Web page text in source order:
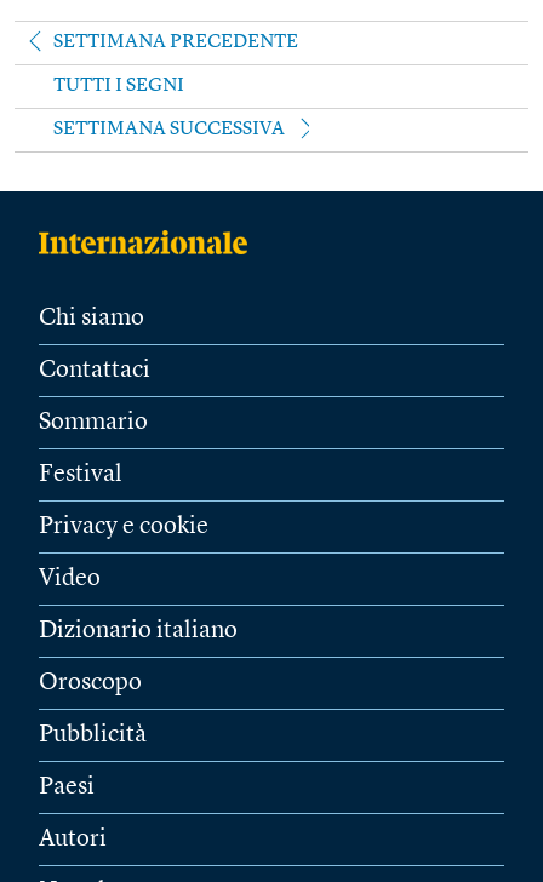
SETTIMANA PRECEDENTE
TUTTI I SEGNI
SETTIMANA SUCCESSIVA
Chi siamo
Contattaci
Sommario
Festival
Privacy e cookie
Video
Dizionario italiano
Oroscopo
Pubblicità
Paesi
Autori